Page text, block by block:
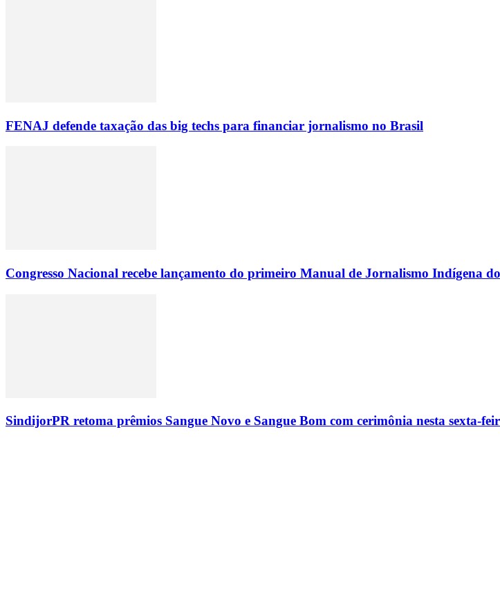
FENAJ defende taxação das big techs para financiar jornalismo no Brasil
Congresso Nacional recebe lançamento do primeiro Manual de Jornalismo Indígena
SindijorPR retoma prêmios Sangue Novo e Sangue Bom com cerimônia nesta sexta-